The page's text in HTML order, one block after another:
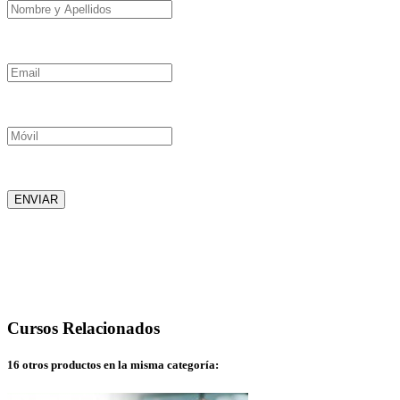
ENVIAR
Cursos Relacionados
16 otros productos en la misma categoría: